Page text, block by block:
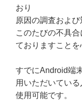
おり
原因の調査および
このたびの不具
ておりますことを
すでにAndroid端
用いただいてい
使用可能です。